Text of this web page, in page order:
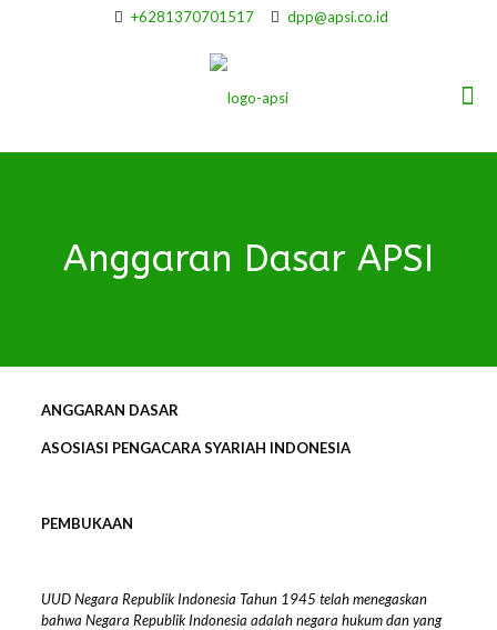
+6281370701517 dpp@apsi.co.id
Anggaran Dasar APSI
ANGGARAN DASAR
ASOSIASI PENGACARA SYARIAH INDONESIA
PEMBUKAAN
UUD Negara Republik Indonesia Tahun 1945 telah menegaskan
bahwa Negara Republik Indonesia adalah negara hukum dan yang